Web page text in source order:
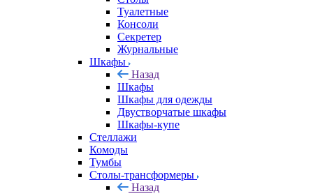
Туалетные
Консоли
Секретер
Журнальные
Шкафы
Назад
Шкафы
Шкафы для одежды
Двустворчатые шкафы
Шкафы-купе
Стеллажи
Комоды
Тумбы
Столы-трансформеры
Назад